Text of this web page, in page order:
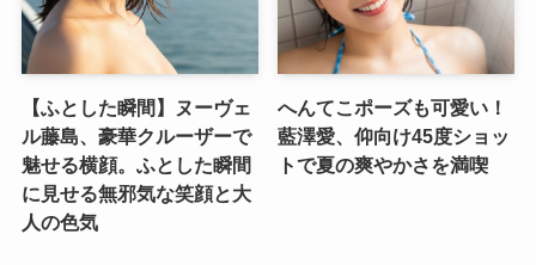
【ふとした瞬間】ヌーヴェ
ル藤島、豪華クルーザーで
魅せる横顔。ふとした瞬間
に見せる無邪気な笑顔と大
人の色気
へんてこポーズも可愛い！
藍澤愛、仰向け45度ショッ
トで夏の爽やかさを満喫